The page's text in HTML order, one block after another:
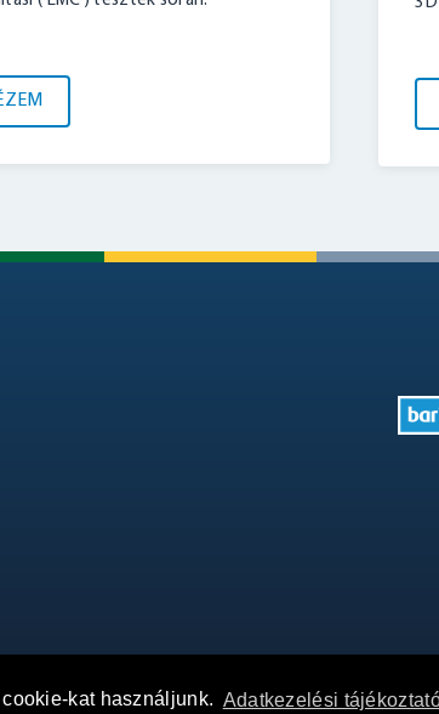
kat használjunk. Adatkezelési